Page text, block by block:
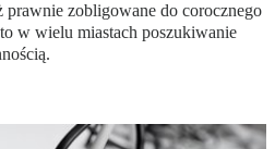
prawnie zobligowane do corocznego
w wielu miastach poszukiwanie